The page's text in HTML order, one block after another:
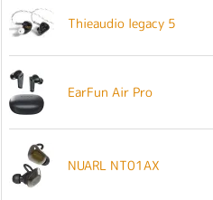
Thieaudio legacy 5
EarFun Air Pro
NUARL NT01AX